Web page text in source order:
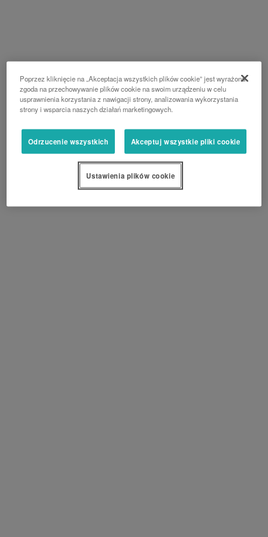
Poprzez kliknięcie na „Akceptacja wszystkich plików cookie” jest wyrażona
zgoda na przechowywanie plików cookie na swoim urządzeniu w celu
usprawnienia korzystania z nawigacji strony, analizowania wykorzystania
strony i wsparcia naszych działań marketingowych.
Odrzucenie wszystkich Akceptuj wszystkie pliki cookie
Ustawienia plików cookie